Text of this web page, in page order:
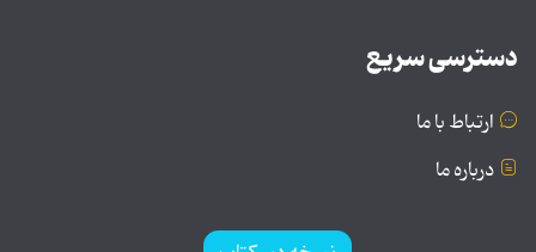
دسترسی سریع
ارتباط با ما
درباره ما